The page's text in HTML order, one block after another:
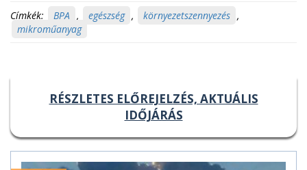
Címkék: BPA , egészség , környezetszennyezés ,
mikroműanyag
RÉSZLETES ELŐREJELZÉS, AKTUÁLIS
IDŐJÁRÁS